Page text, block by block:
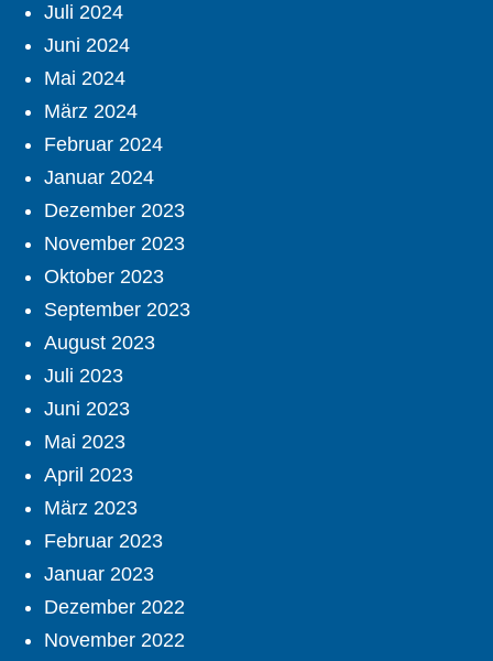
Juli 2024
Juni 2024
Mai 2024
März 2024
Februar 2024
Januar 2024
Dezember 2023
November 2023
Oktober 2023
September 2023
August 2023
Juli 2023
Juni 2023
Mai 2023
April 2023
März 2023
Februar 2023
Januar 2023
Dezember 2022
November 2022